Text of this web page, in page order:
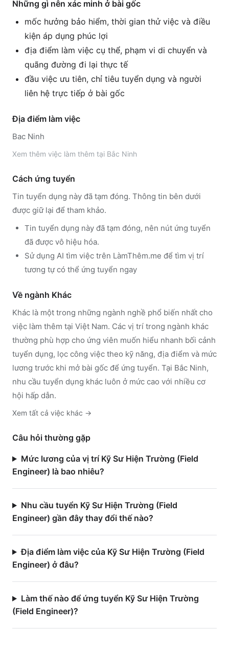
Những gì nên xác minh ở bài gốc
mốc hưởng bảo hiểm, thời gian thử việc và điều
kiện áp dụng phúc lợi
địa điểm làm việc cụ thể, phạm vi di chuyển và
quãng đường đi lại thực tế
đầu việc ưu tiên, chỉ tiêu tuyển dụng và người
liên hệ trực tiếp ở bài gốc
Địa điểm làm việc
Bac Ninh
Xem thêm việc làm thêm tại Bắc Ninh
Cách ứng tuyển
Tin tuyển dụng này đã tạm đóng. Thông tin bên dưới
được giữ lại để tham khảo.
Tin tuyển dụng này đã tạm đóng, nên nút ứng tuyển
đã được vô hiệu hóa.
Sử dụng AI tìm việc trên LàmThêm.me để tìm vị trí
tương tự có thể ứng tuyển ngay
Về ngành Khác
Khác là một trong những ngành nghề phổ biến nhất cho
việc làm thêm tại Việt Nam. Các vị trí trong ngành khác
thường phù hợp cho ứng viên muốn hiểu nhanh bối cảnh
tuyển dụng, lọc công việc theo kỹ năng, địa điểm và mức
lương trước khi mở bài gốc để ứng tuyển. Tại Bắc Ninh,
nhu cầu tuyển dụng khác luôn ở mức cao với nhiều cơ
hội hấp dẫn.
Xem tất cả việc khác →
Câu hỏi thường gặp
Mức lương của vị trí Kỹ Sư Hiện Trường (Field
Engineer) là bao nhiêu?
Nhu cầu tuyển Kỹ Sư Hiện Trường (Field
Engineer) gần đây thay đổi thế nào?
Địa điểm làm việc của Kỹ Sư Hiện Trường (Field
Engineer) ở đâu?
Làm thế nào để ứng tuyển Kỹ Sư Hiện Trường
(Field Engineer)?